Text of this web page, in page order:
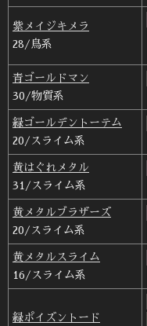
紫メイジキメラ
28/鳥系
青ゴールドマン
30/物質系
緑ゴールデントーテム
20/スライム系
黄はぐれメタル
31/スライム系
黄メタルブラザーズ
20/スライム系
黄メタルスライム
16/スライム系
緑ポイズントード